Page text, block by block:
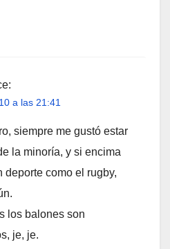
a las 21:41
siempre me gustó estar
la minoría, y si encima
deporte como el rugby,
los balones son
je, je.